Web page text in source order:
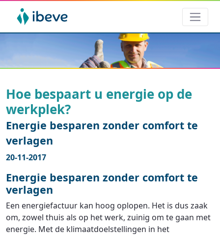
Hoe bespaart u energie op de
werkplek?
Energie besparen zonder comfort te
verlagen
20-11-2017
Energie besparen zonder comfort te
verlagen
Een energiefactuur kan hoog oplopen. Het is dus zaak
om, zowel thuis als op het werk, zuinig om te gaan met
energie. Met de klimaatdoelstellingen in het